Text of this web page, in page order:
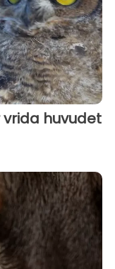
vrida huvudet